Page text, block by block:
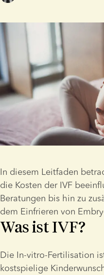
In diesem Leitfaden
die Kosten der IVF
Beratungen bis hin zu
dem Einfrieren von
Was ist IVF?
Die In-vitro-Fertilisation
kostspielige